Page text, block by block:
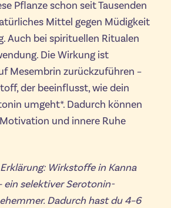
Pflanze schon seit Tausenden
Mittel gegen Müdigkeit
Auch bei spirituellen Ritualen
Die Wirkung ist
Mesembrin zurückzuführen –
der beeinflusst, wie dein
umgeht*. Dadurch können
und innere Ruhe
Wirkstoffe in Kanna
ein selektiver Serotonin-
Dadurch hast du 4–6